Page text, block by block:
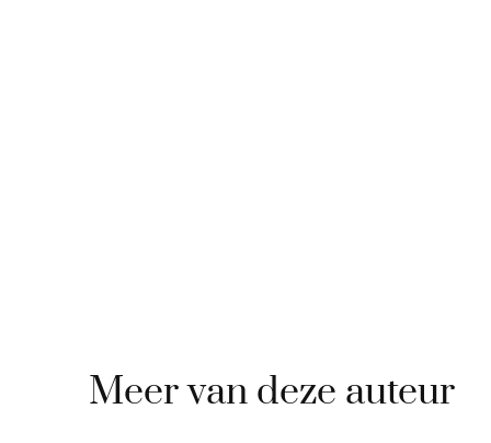
Meer van deze auteur